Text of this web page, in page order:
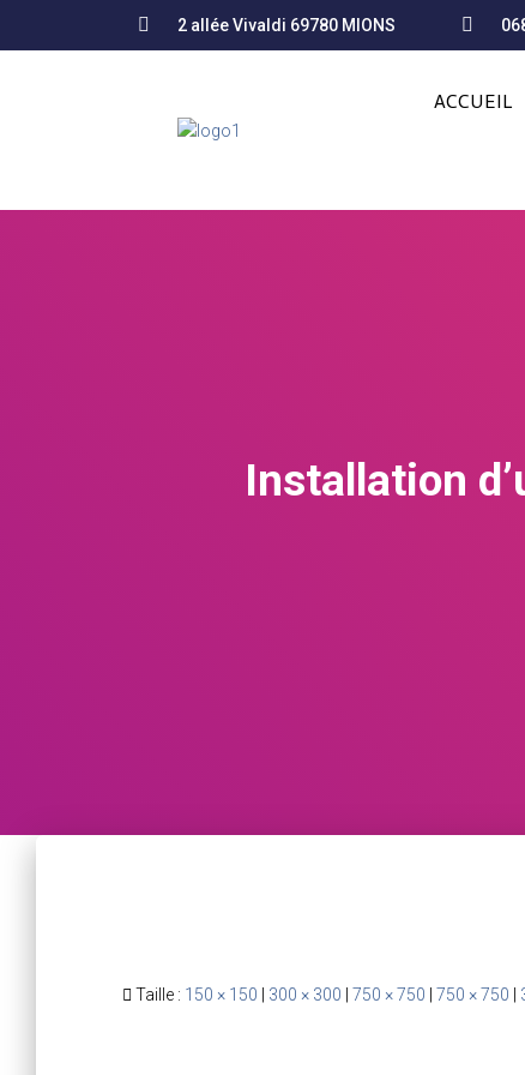
2 allée Vivaldi 69780 MIONS
ACCUEIL
Installation
Taille : 150 × 150 300 × 300 750 × 750 750 × 750